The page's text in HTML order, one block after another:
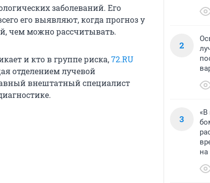
заболеваний. Его
его выявляют, когда прогноз у
чем можно рассчитывать.
и кто в группе риска,72.RU
отделением лучевой
внештатный специалист
2
3
на